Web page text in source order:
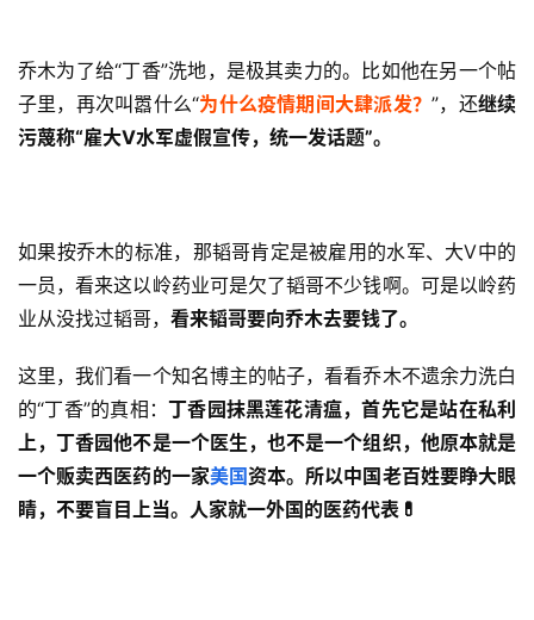
乔木为了给“丁香”洗地，是极其卖力的。比如他在另一个帖
子里，再次叫嚣什么“为什么疫情期间大肆派发？”，还继续
污蔑称“雇大V水军虚假宣传，统一发话题”。
如果按乔木的标准，那韬哥肯定是被雇用的水军、大V中的
一员，看来这以岭药业可是欠了韬哥不少钱啊。可是以岭药
业从没找过韬哥， 看来韬哥要向乔木去要钱了。
这里，我们看一个知名博主的帖子，看看乔木不遗余力洗白
的“丁香”的真相：丁香园抹黑莲花清瘟，首先它是站在私利
上，丁香园他不是一个医生，也不是一个组织，他原本就是
一个贩卖西医药的一家美国资本。所以中国老百姓要睁大眼
睛，不要盲目上当。人家就一外国的医药代表💊